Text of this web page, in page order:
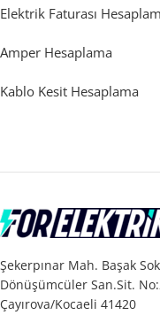
Elektrik Faturası
Amper Hesaplama
Kablo Kesit Hesaplama
Şekerpınar Mah. Başak
Dönüşümcüler San.Sit.
Çayırova/Kocaeli 41420